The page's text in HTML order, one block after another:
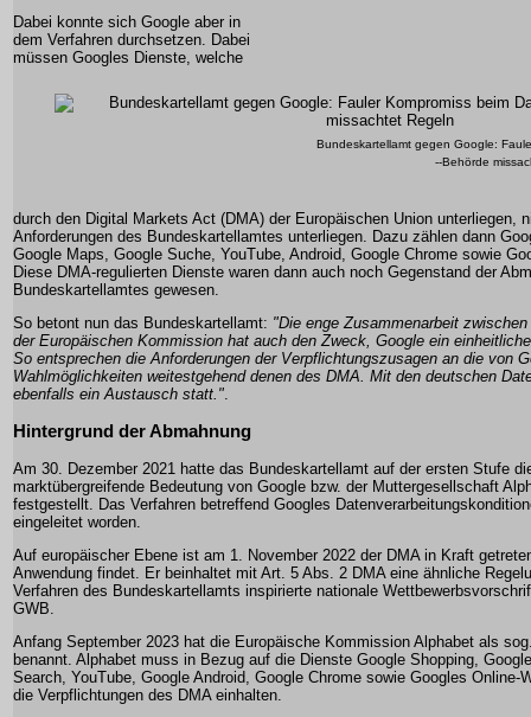
Bundeskartellamt gegen Google:
--Behörde
Dabei konnte sich Google aber in
dem Verfahren durchsetzen. Dabei
müssen Googles Dienste, welche
durch den Digital Markets Act (DMA) der Europäischen Union unterliegen,
Anforderungen des Bundeskartellamtes unterliegen. Dazu zählen dann
Google Maps, Google Suche, YouTube, Android, Google Chrome sowie
Diese DMA-regulierten Dienste waren dann auch noch Gegenstand der
Bundeskartellamtes gewesen.
So betont nun das Bundeskartellamt: "Die enge Zusammenarbeit
der Europäischen Kommission hat auch den Zweck, Google ein
So entsprechen die Anforderungen der Verpflichtungszusagen an die von
Wahlmöglichkeiten weitestgehend denen des DMA. Mit den deutschen
ebenfalls ein Austausch statt.".
Hintergrund der Abmahnung
Am 30. Dezember 2021 hatte das Bundeskartellamt auf der ersten Stufe
marktübergreifende Bedeutung von Google bzw. der Muttergesellschaft
festgestellt. Das Verfahren betreffend Googles
eingeleitet worden.
Auf europäischer Ebene ist am 1. November 2022 der DMA in Kraft
Anwendung findet. Er beinhaltet mit Art. 5 Abs. 2 DMA eine ähnliche
Verfahren des Bundeskartellamts inspirierte nationale
GWB.
Anfang September 2023 hat die Europäische Kommission Alphabet als
benannt. Alphabet muss in Bezug auf die Dienste Google Shopping,
Search, YouTube, Google Android, Google Chrome sowie Googles Online-
die Verpflichtungen des DMA einhalten.